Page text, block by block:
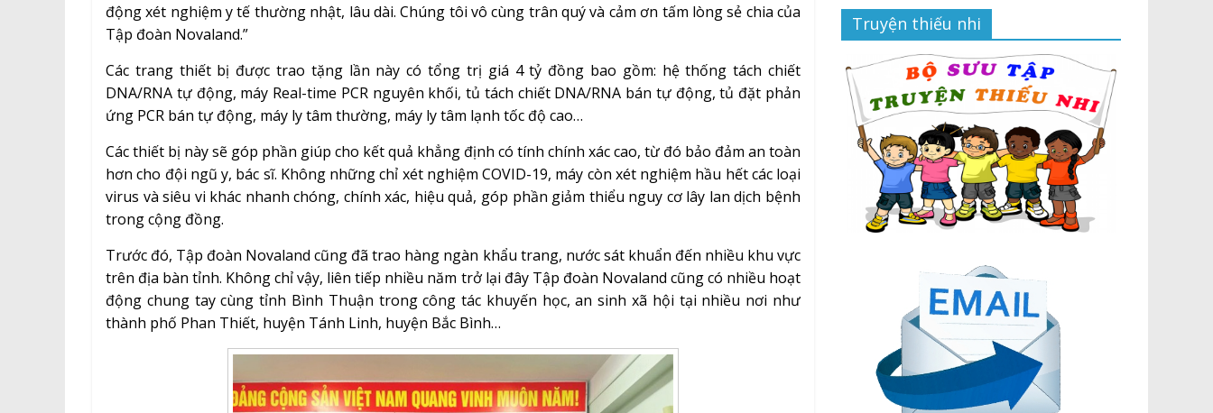
động xét nghiệm y tế thường nhật, lâu dài. Chúng tôi vô cùng trân quý và cảm ơn tấm lòng sẻ chia của
Tập đoàn Novaland.”
Các trang thiết bị được trao tặng lần này có tổng trị giá 4 tỷ đồng bao gồm: hệ thống tách chiết
DNA/RNA tự động, máy Real-time PCR nguyên khối, tủ tách chiết DNA/RNA bán tự động, tủ đặt phản
ứng PCR bán tự động, máy ly tâm thường, máy ly tâm lạnh tốc độ cao…
Các thiết bị này sẽ góp phần giúp cho kết quả khẳng định có tính chính xác cao, từ đó bảo đảm an toàn
hơn cho đội ngũ y, bác sĩ. Không những chỉ xét nghiệm COVID-19, máy còn xét nghiệm hầu hết các loại
virus và siêu vi khác nhanh chóng, chính xác, hiệu quả, góp phần giảm thiểu nguy cơ lây lan dịch bệnh
trong cộng đồng.
Trước đó, Tập đoàn Novaland cũng đã trao hàng ngàn khẩu trang, nước sát khuẩn đến nhiều khu vực
trên địa bàn tỉnh. Không chỉ vậy, liên tiếp nhiều năm trở lại đây Tập đoàn Novaland cũng có nhiều hoạt
động chung tay cùng tỉnh Bình Thuận trong công tác khuyến học, an sinh xã hội tại nhiều nơi như
thành phố Phan Thiết, huyện Tánh Linh, huyện Bắc Bình…
Truyện thiếu nhi